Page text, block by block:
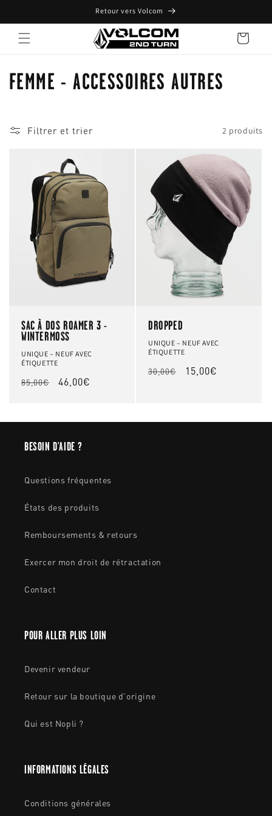
au
contenu
Retour vers Volcom
Panier
C
l
FEMME - ACCESSOIRES AUTRES
Filtrer et trier 2 produits
SAC À DOS ROAMER 3 -
WINTERMOSS
UNIQUE – NEUF AVEC
ÉTIQUETTE
Prix
85,00€
Prix
46,00€
DROPPED
UNIQUE – NEUF AVEC
ÉTIQUETTE
Prix
30,00€
Prix
15,00€
BESOIN D'AIDE ?
Questions fréquentes
États des produits
Remboursements & retours
Exercer mon droit de rétractation
Contact
POUR ALLER PLUS LOIN
Devenir vendeur
Retour sur la boutique d'origine
Qui est Nopli ?
INFORMATIONS LÉGALES
Conditions générales